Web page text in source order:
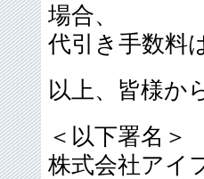
場合、
代引き手数料
以上、皆様か
＜以下署名＞
株式会社アイ